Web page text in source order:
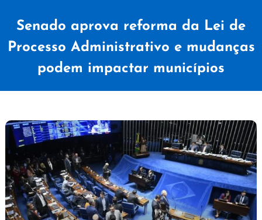
Senado aprova reforma da Lei de
Processo Administrativo e mudanças
podem impactar municípios